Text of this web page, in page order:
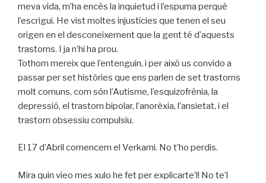
meva vida, m’ha encès la inquietud i l’espurna perquè
l’escrigui. He vist moltes injustícies que tenen el seu
origen en el desconeixement que la gent té d’aquests
trastorns. I ja n’hi ha prou.
Tothom mereix que l’entenguin, i per això us convido a
passar per set històries que ens parlen de set trastorns
molt comuns, com són l’Autisme, l’esquizofrènia, la
depressió, el trastorn bipolar, l’anorèxia, l’ansietat, i el
trastorn obsessiu compulsiu.
El 17 d’Abril comencem el Verkami. No t’ho perdis.
Mira quin vieo mes xulo he fet per explicarte’l! No te’l